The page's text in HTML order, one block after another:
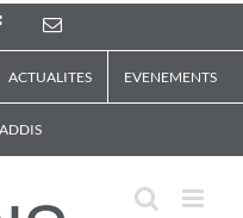
FacebookEmail
ACTUALITES EVENEMENTS